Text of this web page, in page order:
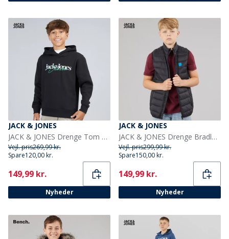
JACK & JONES
JACK & JONES Drenge Tom Hættetrøje Sort
Vejl. pris269,99 kr.
Spare120,00 kr.
Current
149,99 kr.
Nyheder
JACK & JONES
JACK & JONES Drenge Bradley Let Varmvest Sort
Vejl. pris299,99 kr.
Spare150,00 kr.
Current
149,99 kr.
Nyheder